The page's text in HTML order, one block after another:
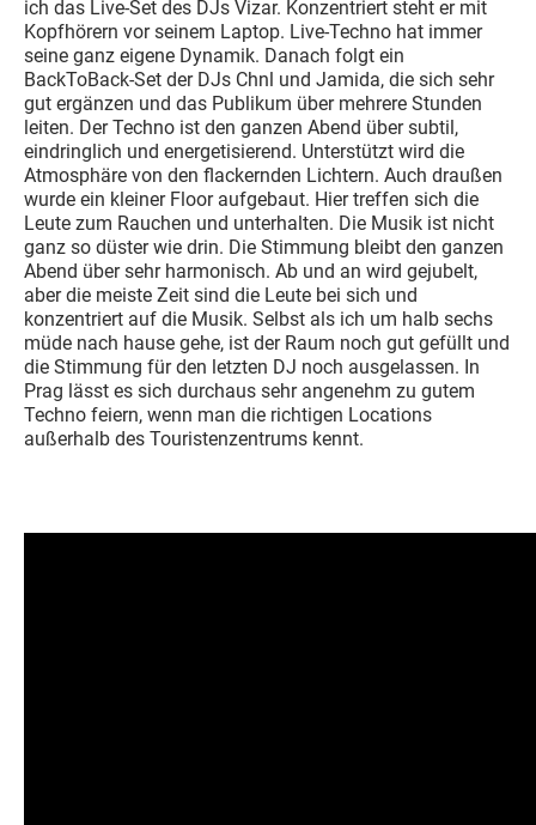
ich das Live-Set des DJs Vizar. Konzentriert steht er mit
Kopfhörern vor seinem Laptop. Live-Techno hat immer
seine ganz eigene Dynamik. Danach folgt ein
BackToBack-Set der DJs Chnl und Jamida, die sich sehr
gut ergänzen und das Publikum über mehrere Stunden
leiten. Der Techno ist den ganzen Abend über subtil,
eindringlich und energetisierend. Unterstützt wird die
Atmosphäre von den flackernden Lichtern. Auch draußen
wurde ein kleiner Floor aufgebaut. Hier treffen sich die
Leute zum Rauchen und unterhalten. Die Musik ist nicht
ganz so düster wie drin. Die Stimmung bleibt den ganzen
Abend über sehr harmonisch. Ab und an wird gejubelt,
aber die meiste Zeit sind die Leute bei sich und
konzentriert auf die Musik. Selbst als ich um halb sechs
müde nach hause gehe, ist der Raum noch gut gefüllt und
die Stimmung für den letzten DJ noch ausgelassen. In
Prag lässt es sich durchaus sehr angenehm zu gutem
Techno feiern, wenn man die richtigen Locations
außerhalb des Touristenzentrums kennt.